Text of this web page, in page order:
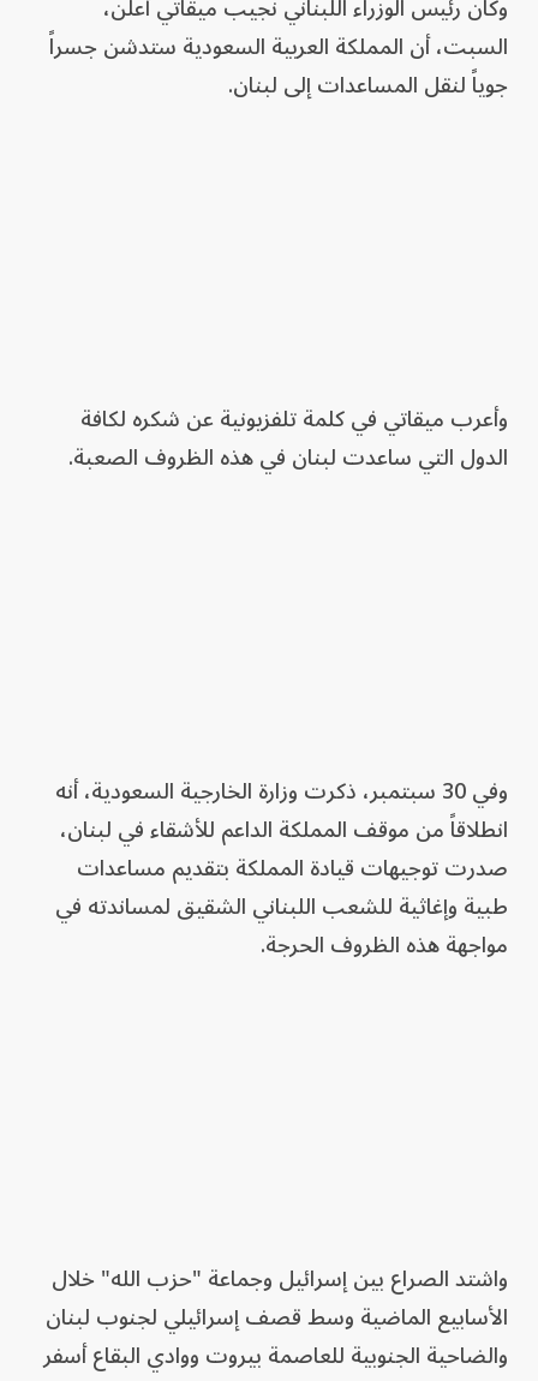
السبت، أن المملكة العربية السعودية ستدشن جسراً
جوياً لنقل المساعدات إلى لبنان.
وأعرب ميقاتي في كلمة تلفزيونية عن شكره لكافة
الدول التي ساعدت لبنان في هذه الظروف الصعبة.
وفي 30 سبتمبر، ذكرت وزارة الخارجية السعودية، أنه
انطلاقاً من موقف المملكة الداعم للأشقاء في لبنان،
صدرت توجيهات قيادة المملكة بتقديم مساعدات
طبية وإغاثية للشعب اللبناني الشقيق لمساندته في
مواجهة هذه الظروف الحرجة.
واشتد الصراع بين إسرائيل وجماعة "حزب الله" خلال
الأسابيع الماضية وسط قصف إسرائيلي لجنوب لبنان
والضاحية الجنوبية للعاصمة بيروت ووادي البقاع أسفر